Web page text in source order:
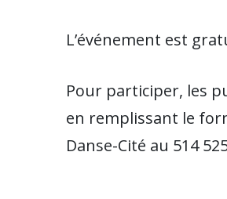
L’événement est
Pour participer, les
en remplissant le
Danse-Cité au 514